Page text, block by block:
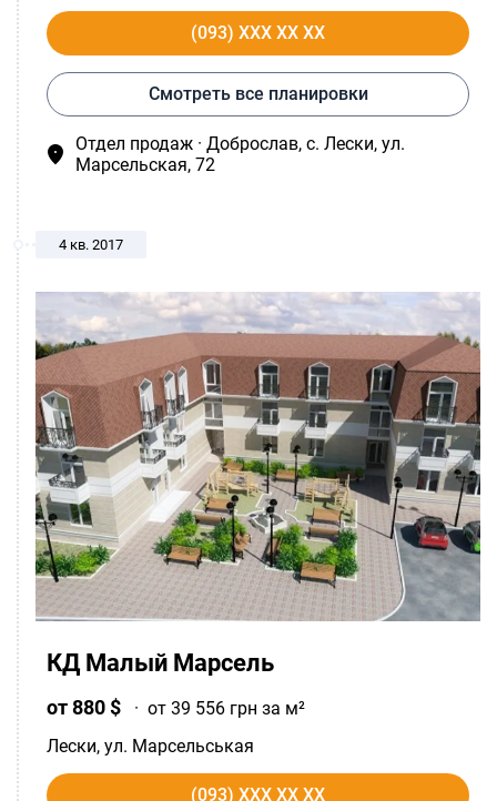
(093) XXX XX XX
Смотреть все планировки
Отдел продаж · Доброслав, c. Лески, ул.
Марсельская, 72
4 кв. 2017
КД Малый Марсель
от 880 $ · от 39 556 грн за м²
Лески, ул. Марсельськая
(093) XXX XX XX